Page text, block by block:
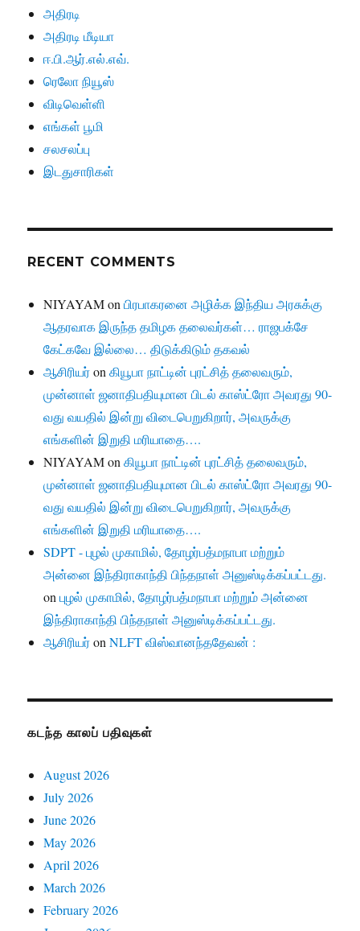
அதிரடி
அதிரடி மீடியா
ஈ.பி.ஆர்.எல்.எவ்.
ரெலோ நியூஸ்
விடிவெள்ளி
எங்கள் பூமி
சலசலப்பு
இடதுசாரிகள்
RECENT COMMENTS
NIYAYAMonபிரபாகரனை அழிக்க இந்திய அரசுக்கு
ஆதரவாக இருந்த தமிழக தலைவர்கள்… ராஜபக்சே
கேட்கவே இல்லை… திடுக்கிடும் தகவல்
ஆசிரியர்onகியூபா நாட்டின் புரட்சித் தலைவரும்,
முன்னாள் ஜனாதிபதியுமான பிடல் காஸ்ட்ரோ அவரது 90-
வது வயதில் இன்று விடைபெறுகிறார், அவருக்கு
எங்களின் இறுதி மரியாதை….
NIYAYAMonகியூபா நாட்டின் புரட்சித் தலைவரும்,
முன்னாள் ஜனாதிபதியுமான பிடல் காஸ்ட்ரோ அவரது 90-
வது வயதில் இன்று விடைபெறுகிறார், அவருக்கு
எங்களின் இறுதி மரியாதை….
SDPT - புழல் முகாமில், தோழர்பத்மநாபா மற்றும்
அன்னை இந்திராகாந்தி பிந்தநாள் அனுஸ்டிக்கப்பட்டது.
onபுழல் முகாமில், தோழர்பத்மநாபா மற்றும் அன்னை
இந்திராகாந்தி பிந்தநாள் அனுஸ்டிக்கப்பட்டது.
ஆசிரியர்onNLFT விஸ்வானந்ததேவன் :
கடந்த காலப் பதிவுகள்
August 2026
July 2026
June 2026
May 2026
April 2026
March 2026
February 2026